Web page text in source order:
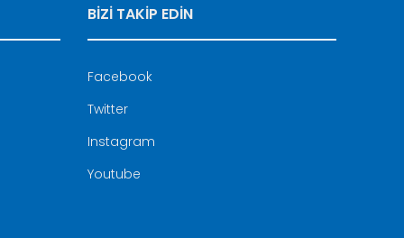
BİZİ TAKİP EDİN
Facebook
Twitter
Instagram
Youtube